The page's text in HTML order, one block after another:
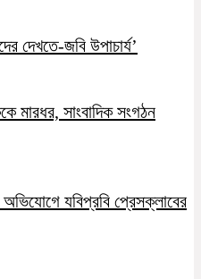
দেখতে-জবি উপাচার্য’
মারধর, সাংবাদিক সংগঠন
অভিযোগে যবিপ্রবি প্রেসক্লাবের